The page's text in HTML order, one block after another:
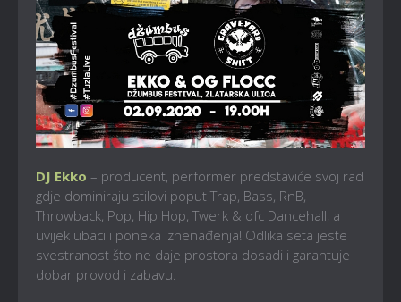
DJ Ekko – producent, performer predstaviće svoj rad
gdje dominiraju stilovi poput Trap, Bass, RnB,
Throwback, Pop, Hip Hop, Twerk & ofc Dancehall, a
uvijek ubaci i poneka iznenađenja! Odlika seta jeste
svestranost što ne daje prostora dosadi i garantuje
dobar provod i zabavu.